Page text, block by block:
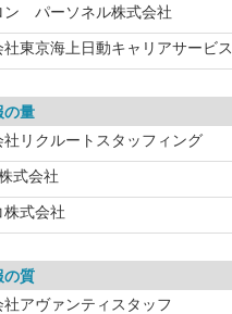
ン パーソネル株式会社
社東京海上日動キャリアサービス
の量
社リクルートスタッフィング
式会社
株式会社
の質
社アヴァンティスタッフ